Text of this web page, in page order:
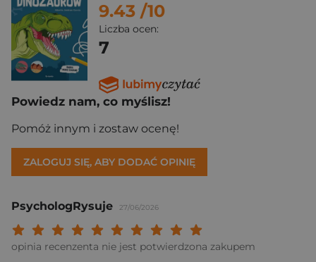
9.43 /10
Liczba ocen:
7
Powiedz nam, co myślisz!
Pomóż innym i zostaw ocenę!
ZALOGUJ SIĘ, ABY DODAĆ OPINIĘ
PsychologRysuje 27/06/2026
Twoja ocena:
Twoja ocena: Wybitna 9/
Twoja ocena: Rewelacyjna 8/
Twoja ocena: Bardzo dobra 7/10"
Twoja ocena: Dobra 6/10"
Twoja ocena: Przeciętna 5/10"
Twoja ocena: Może być 4/10"
Twoja ocena: Słaba 3/10"
Twoja ocena: Bardzo słaba 2/10"
Twoja ocena: Beznadziejna 1/10"
opinia recenzenta nie jest potwierdzona zakupem